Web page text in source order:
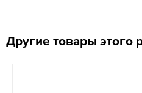
Другие товары этого